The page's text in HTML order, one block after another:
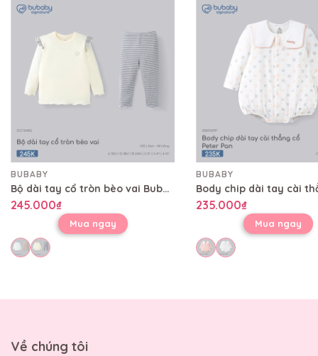
BUBABY
Bộ dài tay cổ tròn bèo vai Bubaby SVC1104BG
245.000₫
Mua ngay
BUBABY
235.000₫
Mua ngay
Về chúng tôi